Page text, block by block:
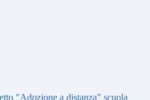
"Adozione a distanza" scuola